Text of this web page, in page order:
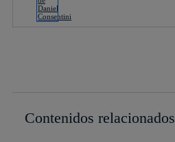
Contenidos relacionados